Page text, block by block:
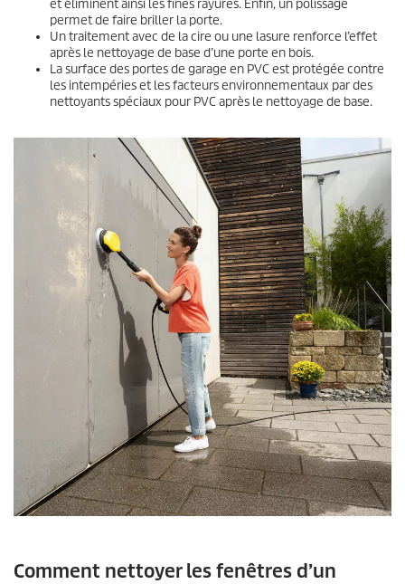
et éliminent ainsi les fines rayures. Enfin, un polissage
permet de faire briller la porte.
Un traitement avec de la cire ou une lasure renforce l’effet
après le nettoyage de base d’une porte en bois.
La surface des portes de garage en PVC est protégée contre
les intempéries et les facteurs environnementaux par des
nettoyants spéciaux pour PVC après le nettoyage de base.
Comment nettoyer les fenêtres d’un